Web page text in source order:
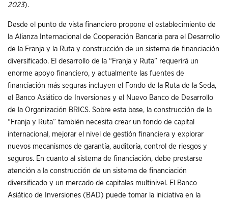
2023).
Desde el punto de vista financiero propone el establecimiento de
la Alianza Internacional de Cooperación Bancaria para el Desarrollo
de la Franja y la Ruta y construcción de un sistema de financiación
diversificado. El desarrollo de la “Franja y Ruta” requerirá un
enorme apoyo financiero, y actualmente las fuentes de
financiación más seguras incluyen el Fondo de la Ruta de la Seda,
el Banco Asiático de Inversiones y el Nuevo Banco de Desarrollo
de la Organización BRICS. Sobre esta base, la construcción de la
“Franja y Ruta” también necesita crear un fondo de capital
internacional, mejorar el nivel de gestión financiera y explorar
nuevos mecanismos de garantía, auditoría, control de riesgos y
seguros. En cuanto al sistema de financiación, debe prestarse
atención a la construcción de un sistema de financiación
diversificado y un mercado de capitales multinivel. El Banco
Asiático de Inversiones (BAD) puede tomar la iniciativa en la